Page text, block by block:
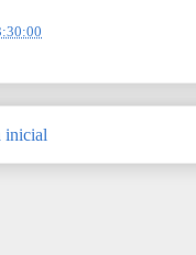
inicial